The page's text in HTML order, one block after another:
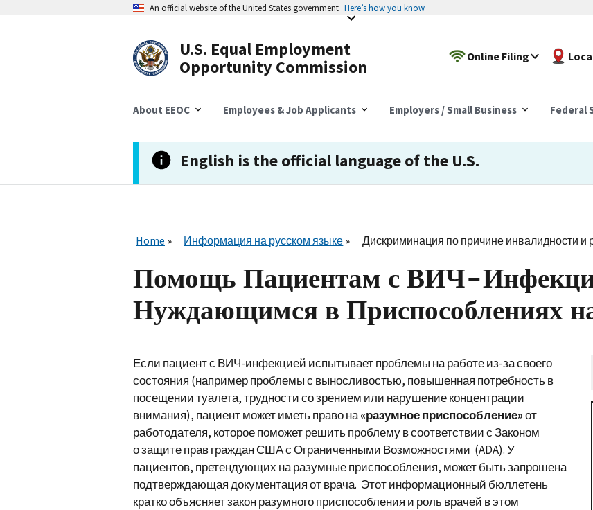
An official website of the United States government Here’s how you know
U.S. Equal Employment
Opportunity Commission
Online Filing
About EEOC Employees & Job Applicants Employers / Small Business Federal
English is the official language of the U.S.
Home Информация на русском языке Дискриминация по причине инвалидности
Помощь Пациентам с ВИЧ-
Нуждающимся в Приспособлениях
Если пациент с ВИЧ-инфекцией испытывает проблемы на работе из-за своего
состояния (например проблемы с выносливостью, повышенная потребность в
посещении туалета, трудности со зрением или нарушение концентрации
внимания), пациент может иметь право на«разумное приспособление»от
работодателя, которое поможет решить проблему в соответствии с Законом
о защите прав граждан США с Ограниченными Возможностями (ADA). У
пациентов, претендующих на разумные приспособления, может быть запрошена
подтверждающая документация от врача. Этот информационный бюллетень
кратко объясняет закон разумного приспособления и роль врачей в этом